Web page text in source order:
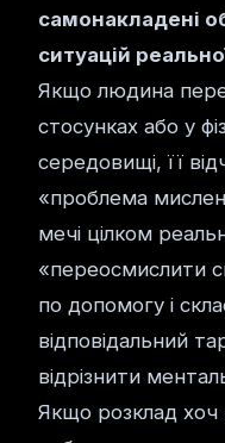
самонакладені
ситуацій
Якщо людина
стосунках або у
середовищі, її
«проблема
мечі цілком
«переосмислити
по допомогу і
відповідальний
відрізнити
Якщо розклад хоч